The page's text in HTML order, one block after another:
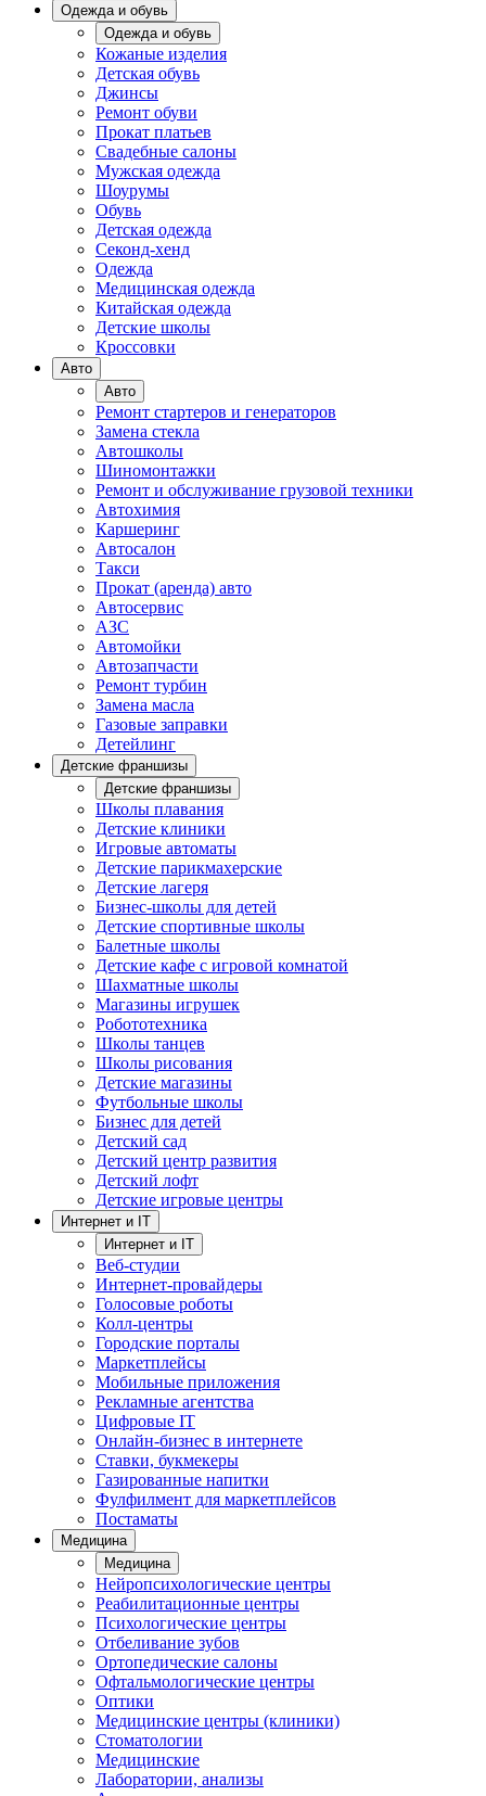
Одежда и обувь
Одежда и обувь
Кожаные изделия
Детская обувь
Джинсы
Ремонт обуви
Прокат платьев
Свадебные салоны
Мужская одежда
Шоурумы
Обувь
Детская одежда
Секонд-хенд
Одежда
Медицинская одежда
Китайская одежда
Детские школы
Кроссовки
Авто
Авто
Ремонт стартеров и генераторов
Замена стекла
Автошколы
Шиномонтажки
Ремонт и обслуживание грузовой техники
Автохимия
Каршеринг
Автосалон
Такси
Прокат (аренда) авто
Автосервис
АЗС
Автомойки
Автозапчасти
Ремонт турбин
Замена масла
Газовые заправки
Детейлинг
Детские франшизы
Детские франшизы
Школы плавания
Детские клиники
Игровые автоматы
Детские парикмахерские
Детские лагеря
Бизнес-школы для детей
Детские спортивные школы
Балетные школы
Детские кафе с игровой комнатой
Шахматные школы
Магазины игрушек
Робототехника
Школы танцев
Школы рисования
Детские магазины
Футбольные школы
Бизнес для детей
Детский сад
Детский центр развития
Детский лофт
Детские игровые центры
Интернет и IT
Интернет и IT
Веб-студии
Интернет-провайдеры
Голосовые роботы
Колл-центры
Городские порталы
Маркетплейсы
Мобильные приложения
Рекламные агентства
Цифровые IT
Онлайн-бизнес в интернете
Ставки, букмекеры
Газированные напитки
Фулфилмент для маркетплейсов
Постаматы
Медицина
Медицина
Нейропсихологические центры
Реабилитационные центры
Психологические центры
Отбеливание зубов
Ортопедические салоны
Офтальмологические центры
Оптики
Медицинские центры (клиники)
Стоматологии
Медицинские
Лаборатории, анализы